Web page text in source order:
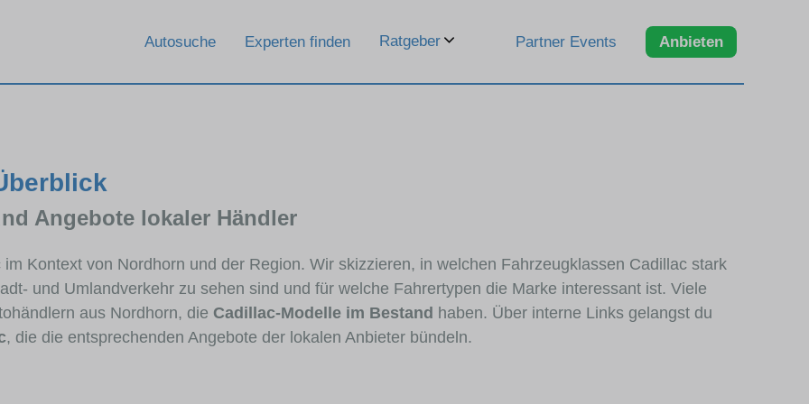
Autosuche Experten finden Ratgeber Partner Events Anbieten
Angebote lokaler Händler
Kontext von Nordhorn und der Region. Wir skizzieren, in welchen Fahrzeugklassen Cadillac stark
und Umlandverkehr zu sehen sind und für welche Fahrertypen die Marke interessant ist. Viele
aus Nordhorn, die Cadillac-Modelle im Bestand haben. Über interne Links gelangst du
, die die entsprechenden Angebote der lokalen Anbieter bündeln.